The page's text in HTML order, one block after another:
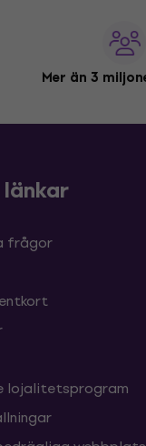
Mer än 3
frågor
lojalitetsprogram